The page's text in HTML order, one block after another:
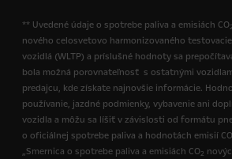
** Uvedené údaje o spotrebe paliva a emisiách CO2
nového celosvetovo harmonizovaného
vozidlá (WLTP) a príslušné hodnoty sa
bola možná porovnateľnosť s ostatnými
predajcu, kde získate najnovšie informácie.
používanie, jazdné podmienky, vybavenie ani
vozidla a môžu sa líšiť v závislosti od formátu
o oficiálnej spotrebe paliva a hodnotách emisií CO
„Smernica o spotrebe paliva a emisiách CO2